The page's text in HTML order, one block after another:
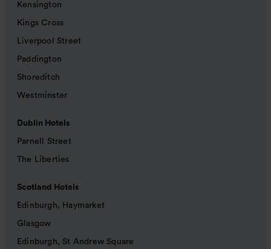
Kensington
Kings Cross
Liverpool Street
Paddington
Shoreditch
Westminster
Dublin Hotels
Parnell Street
The Liberties
Scotland Hotels
Edinburgh, Haymarket
Glasgow
Edinburgh, St Andrew Square